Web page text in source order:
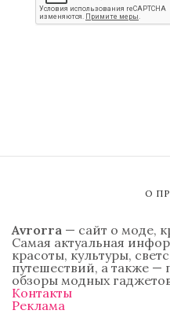
О
Avrorra — сайт о моде,
Самая актуальная
красоты, культуры,
путешествий, а также —
обзоры модных
Контакты
Реклама